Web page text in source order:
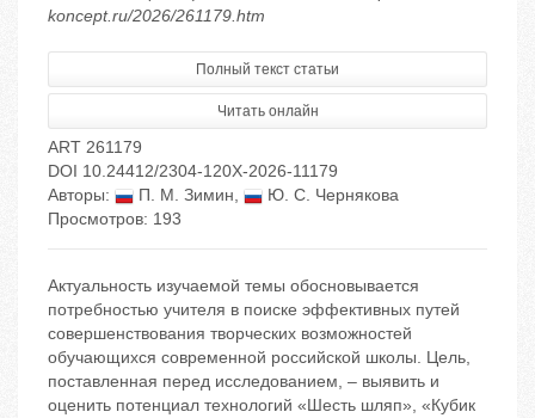
koncept.ru/2026/261179.htm
Полный текст статьи
Читать онлайн
ART 261179
DOI 10.24412/2304-120X-2026-11179
Авторы:
П. М. Зимин,
Ю. С. Чернякова
Просмотров: 193
Актуальность изучаемой темы обосновывается
потребностью учителя в поиске эффективных путей
совершенствования творческих возможностей
обучающихся современной российской школы. Цель,
поставленная перед исследованием, – выявить и
оценить потенциал технологий «Шесть шляп», «Кубик